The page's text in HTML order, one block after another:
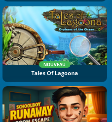
NOUVEAU
Tales Of Lagoona